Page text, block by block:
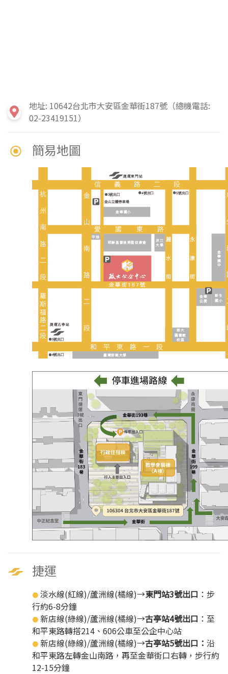
地址: 10642台北市大安區金華街187號（總機電話:
02-23419151）
簡易地圖
捷運
● 淡水線(紅線)/蘆洲線(橘線)→東門站3號出口 ：步
行約6-8分鐘
● 新店線(綠線)/蘆洲線(橘線)→古亭站4號出口 ：至
和平東路轉搭214、606公車至公企中心站
● 新店線(綠線)/蘆洲線(橘線)→古亭站5號出口： 沿
和平東路左轉金山南路，再至金華街口右轉，步行約
12-15分鐘